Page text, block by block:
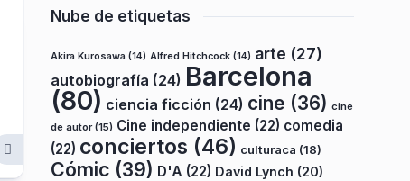
Nube de etiquetas
Akira Kurosawa (14) Alfred Hitchcock (14) arte (27)
autobiografía (24) Barcelona
(80) ciencia ficción (24) cine (36) cine
de autor(15) Cine independiente (22) comedia
(22) conciertos (46) culturaca (18)
Cómic (39) D'A (22) David Lynch (20)